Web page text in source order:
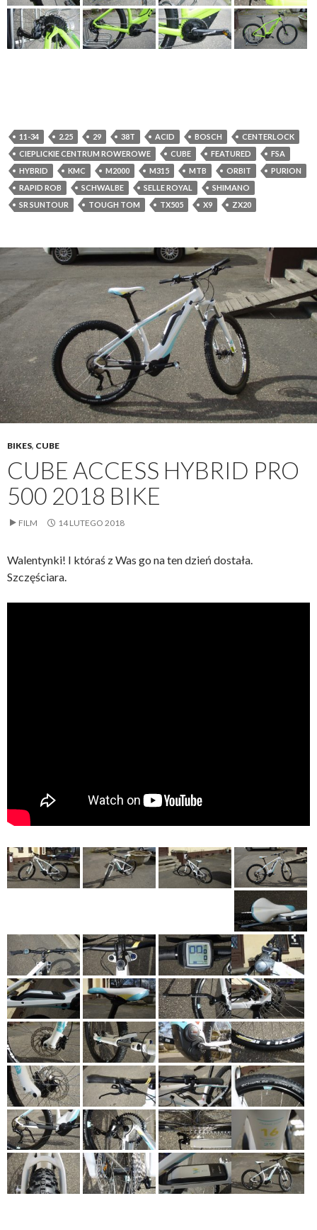
11-34 2.25 29 38T ACID BOSCH
CENTERLOCK
CIEPLICKIE CENTRUM ROWEROWE
CUBE FEATURED
FSA
HYBRID
KMC M2000 M315 MTB ORBIT
PURION
RAPID ROB
SCHWALBE SELLE ROYAL
SHIMANO
SR SUNTOUR
TOUGH TOM TX505 X9 ZX20
BIKES, CUBE
CUBE ACCESS HYBRID PRO
500 2018 BIKE
FILM 14 LUTEGO 2018
Walentynki! I któraś z Was go na ten dzień dostała.
Szczęściara.